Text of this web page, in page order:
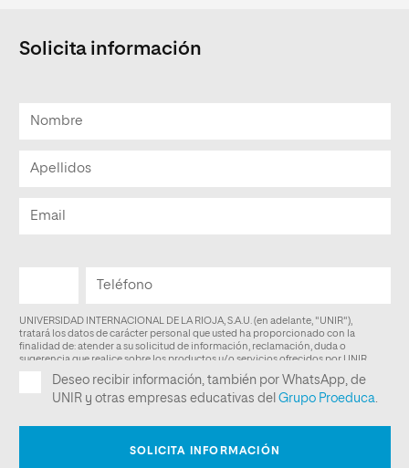
Solicita información